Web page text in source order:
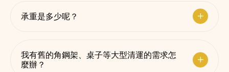
承重是多少呢？
我有舊的角鋼架、桌子等大型清運的需求怎
麼辦？